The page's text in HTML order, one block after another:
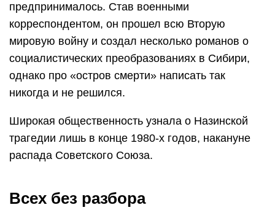
предпринималось. Став военными
корреспондентом, он прошел всю Вторую
мировую войну и создал несколько романов о
социалистических преобразованиях в Сибири,
однако про «остров смерти» написать так
никогда и не решился.
Широкая общественность узнала о Назинской
трагедии лишь в конце 1980-х годов, накануне
распада Советского Союза.
Всех без разбора